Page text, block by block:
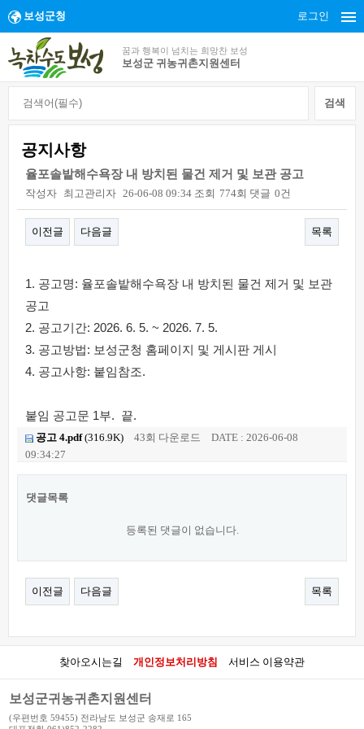
보성군청 로그인
꿈과 행복이 넘치는 희망찬 보성
보성군 귀농귀촌지원센터
공지사항
율포솔밭해수욕장 내 방치된 물건 제거 및 보관 공고
작성자 최고관리자 26-06-08 09:34 조회 774회 댓글 0건
이전글 다음글 목록
1. 공고명: 율포솔밭해수욕장 내 방치된 물건 제거 및 보관
공고
2. 공고기간: 2026. 6. 5. ~ 2026. 7. 5.
3. 공고방법: 보성군청 홈페이지 및 게시판 게시
4. 공고사항: 붙임참조.
붙임 공고문 1부. 끝.
공고 4.pdf(316.9K) 43회 다운로드
DATE : 2026-06-08
09:34:27
댓글목록
등록된 댓글이 없습니다.
이전글 다음글 목록
찾아오시는길 개인정보처리방침 서비스 이용약관
보성군귀농귀촌지원센터
(우편번호 59455) 전라남도 보성군 송재로 165